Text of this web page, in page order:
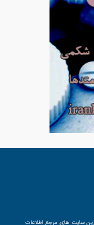
سایت های مرجع اطلاعات